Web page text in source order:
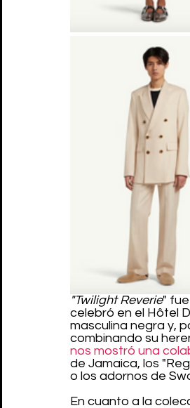
"Twilight Reverie"
celebró en el Hôtel
masculina negra y,
combinando su
nos mostró una
de Jamaica, los
o los adornos de
En cuanto a la